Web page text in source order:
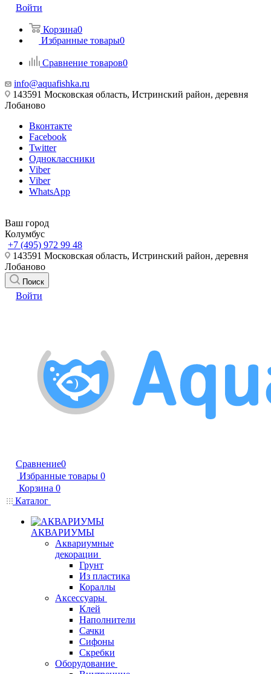
Войти
Корзина0
Избранные товары0
Сравнение товаров0
info@aquafishka.ru
143591 Московская область, Истринский район, деревня
Лобаново
Вконтакте
Facebook
Twitter
Одноклассники
Viber
Viber
WhatsApp
Ваш город
Колумбус
+7 (495) 972 99 48
143591 Московская область, Истринский район, деревня
Лобаново
Поиск
Войти
Сравнение0
Избранные товары 0
Корзина 0
Каталог
АКВАРИУМЫ
Аквариумные
декорации
Грунт
Из пластика
Кораллы
Аксессуары
Клей
Наполнители
Сачки
Сифоны
Скребки
Оборудование